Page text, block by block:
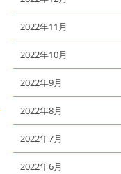
2022年11月
2022年10月
2022年9月
2022年8月
2022年7月
2022年6月